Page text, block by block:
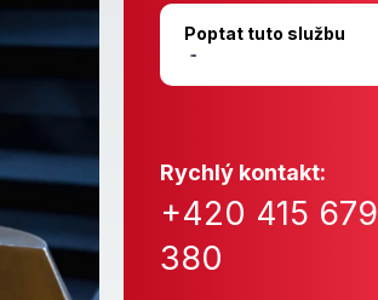
Poptat tuto službu
Rychlý kontakt:
+420 415 679
380